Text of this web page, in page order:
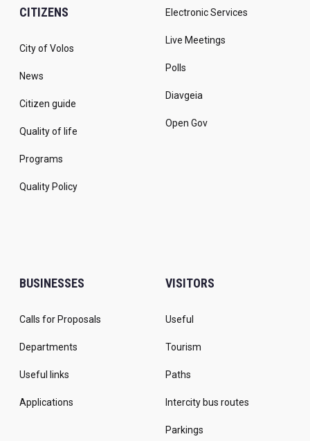
CITIZENS
City of Volos
News
Citizen guide
Quality of life
Programs
Quality Policy
Electronic Services
Live Meetings
Polls
Diavgeia
Open Gov
BUSINESSES
Calls for Proposals
Departments
Useful links
Applications
VISITORS
Useful
Tourism
Paths
Intercity bus routes
Parkings